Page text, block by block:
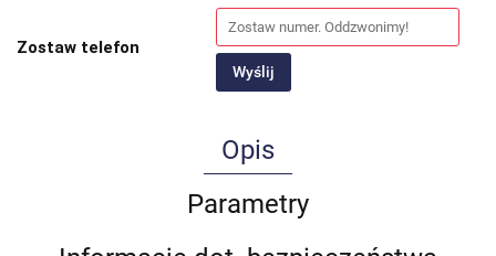
Zostaw telefon
Wyślij
Opis
Parametry